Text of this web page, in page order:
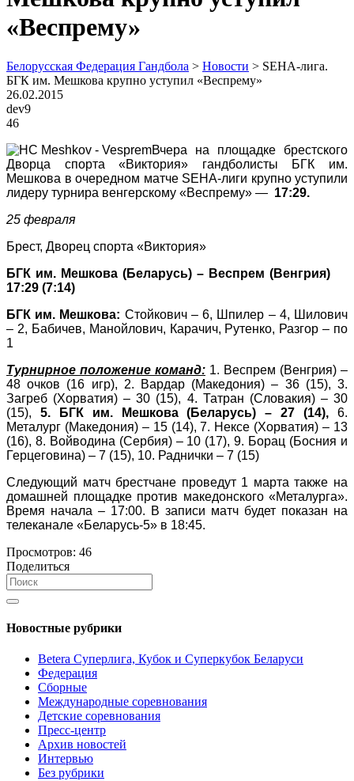
«Веспрему»
Белорусская Федерация Гандбола > Новости > SEHA-лига.
БГК им. Мешкова крупно уступил «Веспрему»
26.02.2015
dev9
46
Вчера на площадке брестского
Дворца спорта «Виктория» гандболисты БГК им.
Мешкова в очередном матче SEHA-лиги крупно уступили
лидеру турнира венгерскому «Веспрему» — 17:29.
25 февраля
Брест, Дворец спорта «Виктория»
БГК им. Мешкова (Беларусь) – Веспрем (Венгрия)
17:29 (7:14)
БГК им. Мешкова: Стойкович – 6, Шпилер – 4, Шилович
– 2, Бабичев, Манойлович, Карачич, Рутенко, Разгор – по
1
Турнирное положение команд: 1. Веспрем (Венгрия) –
48 очков (16 игр), 2. Вардар (Македония) – 36 (15), 3.
Загреб (Хорватия) – 30 (15), 4. Татран (Словакия) – 30
(15), 5. БГК им. Мешкова (Беларусь) – 27 (14), 6.
Металург (Македония) – 15 (14), 7. Нексе (Хорватия) – 13
(16), 8. Войводина (Сербия) – 10 (17), 9. Борац (Босния и
Герцеговина) – 7 (15), 10. Раднички – 7 (15)
Следующий матч брестчане проведут 1 марта также на
домашней площадке против македонского «Металурга».
Время начала – 17:00. В записи матч будет показан на
телеканале «Беларусь-5» в 18:45.
Просмотров: 46
Поделиться
Новостные рубрики
Betera Суперлига, Кубок и Суперкубок Беларуси
Федерация
Сборные
Международные соревнования
Детские соревнования
Пресс-центр
Архив новостей
Интервью
Без рубрики